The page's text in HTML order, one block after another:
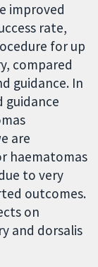
improved
rate,
for up
compared
guidance. In
guidance
are
haematomas
to very
outcomes.
on
and dorsalis